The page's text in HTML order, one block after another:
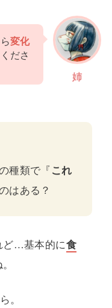
姉
変化
ださ
種類で『 これ
はある？
ど…基本的に食
。